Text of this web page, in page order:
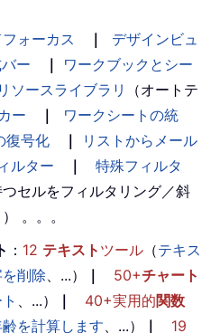
ォーカス ｜
デザインビュ
ー ｜
ワークブックとシー
リソースライブラリ
（オートテ
ー ｜
ワークシートの統
復号化 ｜
リストからメール
ルター ｜
特殊フィルタ
つセルをフィルタリング／斜
。。。
： 12 テキスト ツール （テキス
削除、...） ｜ 50+チャート
、...） ｜ 40+実用的関数
を計算します、...） ｜
19